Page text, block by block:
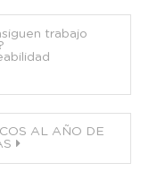
trabajo
AL AÑO DE